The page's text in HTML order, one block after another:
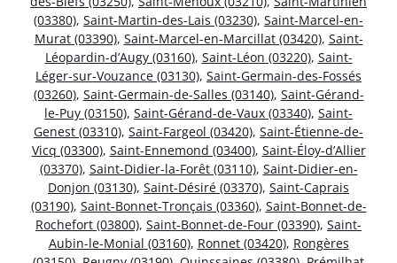
(03380), Saint-Martin-des-Lais (03230), Saint-Marcel-en-
Murat (03390), Saint-Marcel-en-Marcillat (03420), Saint-
Léopardin-d’Augy (03160), Saint-Léon (03220), Saint-
Léger-sur-Vouzance (03130), Saint-Germain-des-Fossés
(03260), Saint-Germain-de-Salles (03140), Saint-Gérand-
le-Puy (03150), Saint-Gérand-de-Vaux (03340), Saint-
Genest (03310), Saint-Fargeol (03420), Saint-Étienne-de-
Vicq (03300), Saint-Ennemond (03400), Saint-Éloy-d’Allier
(03370), Saint-Didier-la-Forêt (03110), Saint-Didier-en-
Donjon (03130), Saint-Désiré (03370), Saint-Caprais
(03190), Saint-Bonnet-Tronçais (03360), Saint-Bonnet-de-
Rochefort (03800), Saint-Bonnet-de-Four (03390), Saint-
Aubin-le-Monial (03160), Ronnet (03420), Rongères